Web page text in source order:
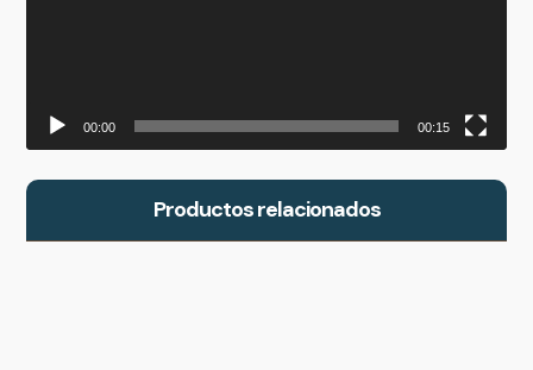
00:00 00:15
Productos relacionados